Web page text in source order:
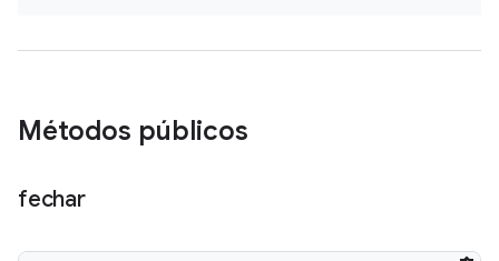
Métodos públicos
fechar